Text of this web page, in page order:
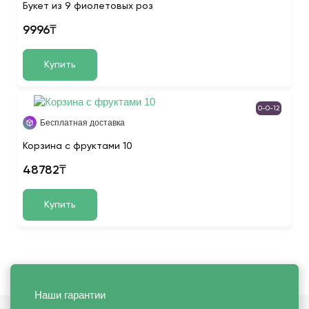
Букет из 9 фиолетовых роз
9996₸
Купить
0-0-12
Бесплатная доставка
Корзина с фруктами 10
48782₸
Купить
Наши гарантии